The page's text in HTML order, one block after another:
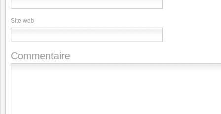
Site web
Commentaire